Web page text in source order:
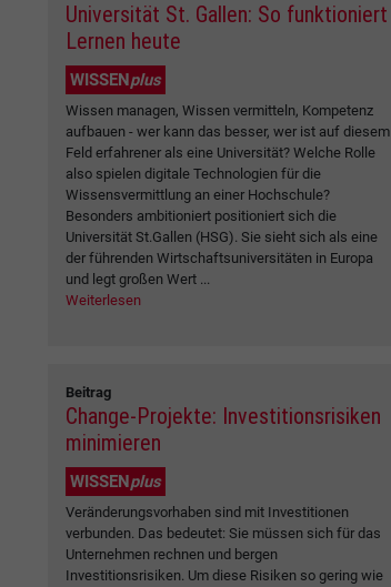
Universität St. Gallen: So funktioniert
Lernen heute
WISSENplus
Wissen managen, Wissen vermitteln, Kompetenz
aufbauen - wer kann das besser, wer ist auf diesem
Feld erfahrener als eine Universität? Welche Rolle
also spielen digitale Technologien für die
Wissensvermittlung an einer Hochschule?
Besonders ambitioniert positioniert sich die
Universität St.Gallen (HSG). Sie sieht sich als eine
der führenden Wirtschaftsuniversitäten in Europa
und legt großen Wert ...
Weiterlesen
Beitrag
Change-Projekte: Investitionsrisiken
minimieren
WISSENplus
Veränderungsvorhaben sind mit Investitionen
verbunden. Das bedeutet: Sie müssen sich für das
Unternehmen rechnen und bergen
Investitionsrisiken. Um diese Risiken so gering wie